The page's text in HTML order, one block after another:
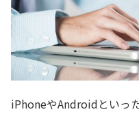
iPhoneやAndroidといっ